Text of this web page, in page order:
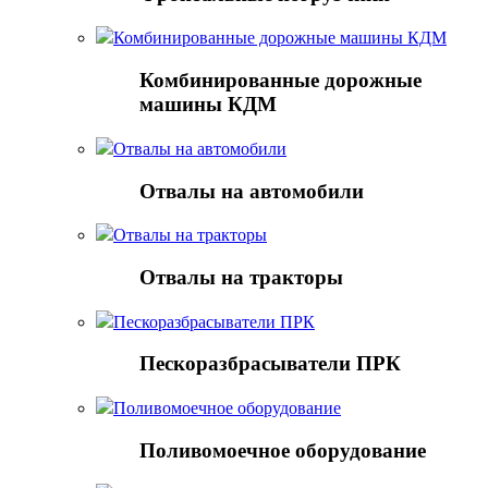
Комбинированные дорожные машины КДМ
Комбинированные дорожные
машины КДМ
Отвалы на автомобили
Отвалы на автомобили
Отвалы на тракторы
Отвалы на тракторы
Пескоразбрасыватели ПРК
Пескоразбрасыватели ПРК
Поливомоечное оборудование
Поливомоечное оборудование